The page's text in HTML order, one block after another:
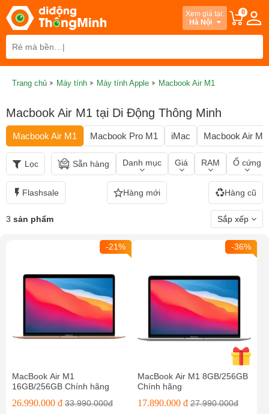
Xem giá tại:
Hà Nội
0
Trang chủ Máy tính Máy tính Apple Macbook Air M1
Macbook Air M1 tại Di Động Thông Minh
Macbook Air M1 Macbook Pro M1 iMac Macbook Air M2
Lọc Sẵn hàng Danh mục Giá RAM Ổ cứng
Flashsale Hàng mới Hàng cũ
3 sản phẩm Sắp xếp
-21%
MacBook Air M1
16GB/256GB Chính hãng
26.990.000 đ 33.990.000đ
-36%
MacBook Air M1 8GB/256GB
Chính hãng
17.890.000 đ 27.990.000đ